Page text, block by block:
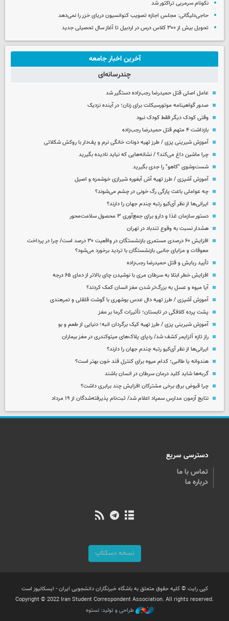
نکونام سرمربی تراکتور شد
حاجی‌دلیگانی: مجلس اجازه تصویب کنوانسیون دریای خزر را نمی‌دهد
تحویل بیش از ۳۰۰ کلاس درس در اردبیل تا آغاز سال تحصیلی جدید
آخرین اخبار جامعه
چندرسانه‌ای
عامل اصلی قتل حمیدرضا رجب‌زاده دستگیر شد
صدور گواهینامه موتورسیکلت برای زنان؛ در آینده نزدیک
وقتی کودک دیگر فقط کودک نبود
بازداشت ۴ متهم قتل حمیدرضا رجب‌زاده
آموزش شیرینی پزی / طرز تهیه دونات خانگی نرم و پف‌دار با روکش شکلاتی
چرا ماشین داغ می‌کند؟ / نشانه‌هایی که نباید نادیده بگیرید
شست‌وشوی "کاهو" را جدی بگیرید
آموزش آشپزی / طرز تهیه آش آبغوره شیرازی خوشمزه و اصیل
چه عواملی باعث پارگی رگ خونی در چشم می‌شوند؟
ایرانی‌ها از نظر آی‌کیو رتبه چندم جهان را دارند؟
دستور سازمان غذا و دارو برای جمع‌آوری ۳ محصول سلامت‌محور
هشدار نسبت به وقوع تندباد در تهران
افزایش ۶۰ درصدی مستمری‌ بازنشستگان در واقعیت ۳۰ درصد است/ چرا در پرداخت
معوقات و مزایای جانبی بازنشستگان با تردید برخورد می‌شود؟
تأیید ربایش و قتل حمیدرضا رجب‌زاده
افزایش خطر ابتلا به سرطان مری با نوشیدن چای بالاتر از دمای ۶۵ درجه
آیا میوه و عسل به بزرگ‌تر شدن مغز انسان کمک کردند؟
آموزش آشپزی / طرز تهیه دال عدس بوشهری با گوشت قلقلی و تمرهندی
پشت پرده کلافگی در تابستان؛ تأثیرات گرما بر مغز
آموزش شیرینی پزی / طرز تهیه کیک برگردان انبه؛ دنیایی از طعم و بو
راز تازه آلزایمر کشف شد/ ردپای پلاک‌های میتوکندری در مغز بیماران
ایرانی‌ها از نظر آی‌کیو رتبه چندم جهان را دارند؟
هندوانه یا طالبی؛ کدام‌ میوه برای کنترل قند خون بهتر است؟
گربه‌ها شاید کلید درمان سرطان در انسان باشند
چرا قبوض برق برخی مشترکان افزایش چند برابری داشت؟
نتایج آزمون مدارس سمپاد اعلام شد/ ثبت‌نام پذیرفته‌شدگان از ۱۹ مرداد
دسترسی سریع
تماس با ما
درباره ما
نسخه دسکتاپ
کپی رایت © کلیه حقوق متعلق به باشگاه خبرنگاران دانشجویی ایران - ایسکانیوز است
Copyright © 2022 Iran Student Correspondent Association. All rights reserved.
طراحی و تولید: نستوه